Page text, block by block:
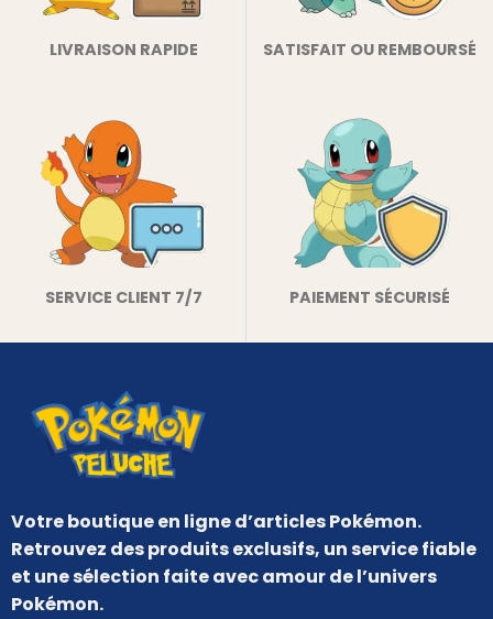
LIVRAISON RAPIDE SATISFAIT OU REMBOURSÉ
SERVICE CLIENT 7/7 PAIEMENT SÉCURISÉ
Votre boutique en ligne d’articles Pokémon.
Retrouvez des produits exclusifs, un service fiable
et une sélection faite avec amour de l’univers
Pokémon.